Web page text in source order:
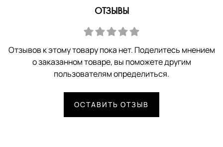
ОТЗЫВЫ
Отзывов к этому товару пока нет. Поделитесь мнением
о заказанном товаре, вы поможете другим
пользователям определиться.
ОСТАВИТЬ ОТЗЫВ